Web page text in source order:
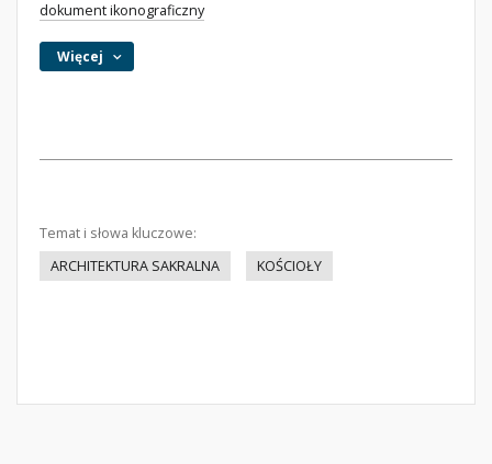
dokument ikonograficzny
Więcej
Temat i słowa kluczowe:
ARCHITEKTURA SAKRALNA
KOŚCIOŁY